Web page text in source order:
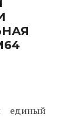
единый